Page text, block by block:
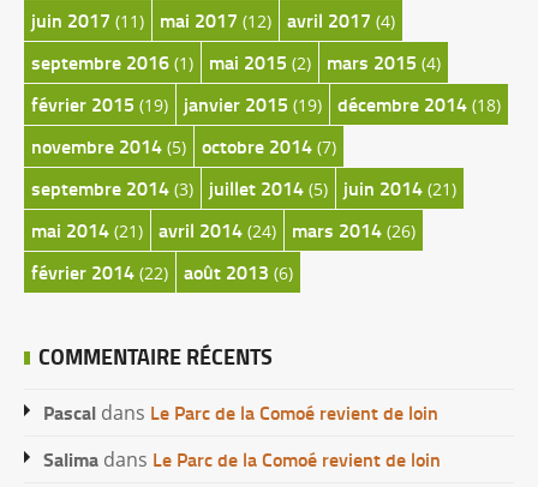
juin 2017 (11) mai 2017 (12) avril 2017 (4)
septembre 2016 (1) mai 2015 (2) mars 2015 (4)
février 2015 (19) janvier 2015 (19) décembre 2014 (18)
novembre 2014 (5) octobre 2014 (7)
septembre 2014 (3) juillet 2014 (5) juin 2014 (21)
mai 2014 (21) avril 2014 (24) mars 2014 (26)
février 2014 (22) août 2013 (6)
COMMENTAIRE RÉCENTS
Pascal dans Le Parc de la Comoé revient de loin
Salima dans Le Parc de la Comoé revient de loin